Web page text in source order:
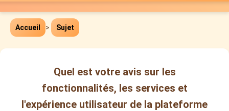
Accueil > Sujet
Quel est votre avis sur les
fonctionnalités, les services et
l'expérience utilisateur de la plateforme